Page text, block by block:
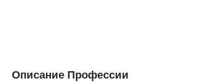
Описание Профессии